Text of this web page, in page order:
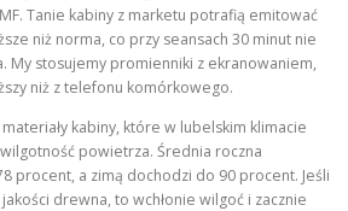
Tanie kabiny z marketu potrafią emitować
niż norma, co przy seansach 30 minut nie
My stosujemy promienniki z ekranowaniem,
niż z telefonu komórkowego.
kabiny, które w lubelskim klimacie
powietrza. Średnia roczna
procent, a zimą dochodzi do 90 procent. Jeśli
drewna, to wchłonie wilgoć i zacznie